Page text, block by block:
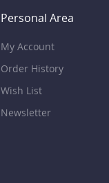
Personal Area
My Account
Order History
Wish List
Newsletter